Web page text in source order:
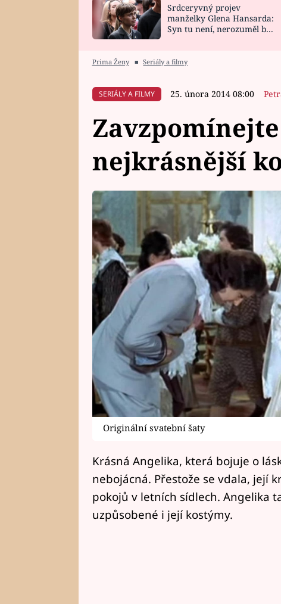
HOROSKOP NA
CELEBRITY
VAŘENÍ
Srdceryvný projev
manželky Glena Hansarda:
Syn tu není, nerozuměl by
Prima Ženy ■ Seriály a filmy
SERIÁLY A FILMY 25. února 2014 08:00
nejkrásnější
Originální svatební šaty
Krásná Angelika, která bojuje o
nebojácná. Přestože se vdala, její
pokojů v letních sídlech. Angelika
uzpůsobené i její kostýmy.